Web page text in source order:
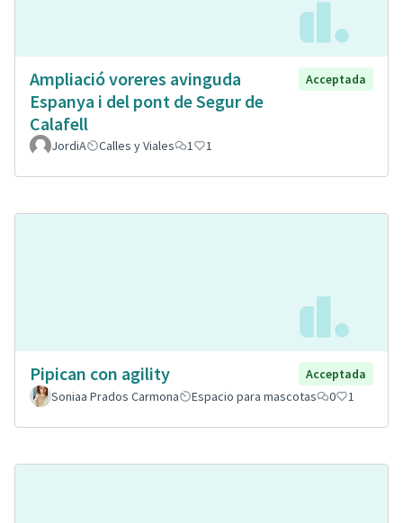
Ampliació voreres avinguda
Espanya i del pont de Segur de
Calafell
Acceptada
JordiA Calles y Viales 1 1
Pipican con agility
Acceptada
Soniaa Prados Carmona
Espacio para mascotas 0 1